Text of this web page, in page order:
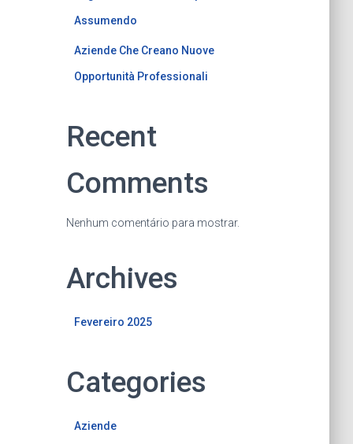
Assumendo
Aziende Che Creano Nuove
Opportunità Professionali
Recent
Comments
Nenhum comentário para mostrar.
Archives
Fevereiro 2025
Categories
Aziende